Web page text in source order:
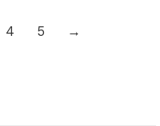
4 5 →